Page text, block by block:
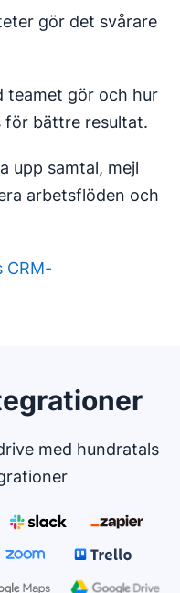
gör det svårare
teamet gör och hur
för bättre resultat.
upp samtal, mejl
arbetsflöden och
CRM-
med hundratals